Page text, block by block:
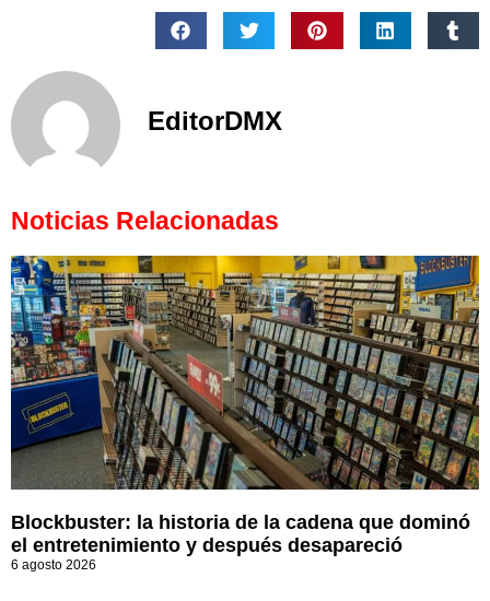
EditorDMX
Noticias Relacionadas
Blockbuster: la historia de la cadena que dominó
el entretenimiento y después desapareció
6 agosto 2026